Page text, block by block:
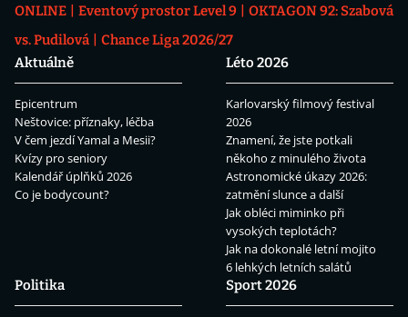
ONLINE
Eventový prostor Level 9
OKTAGON 92: Szabová
vs. Pudilová
Chance Liga 2026/27
Aktuálně
Epicentrum
Neštovice: příznaky, léčba
V čem jezdí Yamal a Mesii?
Kvízy pro seniory
Kalendář úplňků 2026
Co je bodycount?
Léto 2026
Karlovarský filmový festival
2026
Znamení, že jste potkali
někoho z minulého života
Astronomické úkazy 2026:
zatmění slunce a další
Jak obléci miminko při
vysokých teplotách?
Jak na dokonalé letní mojito
6 lehkých letních salátů
Politika
Sport 2026